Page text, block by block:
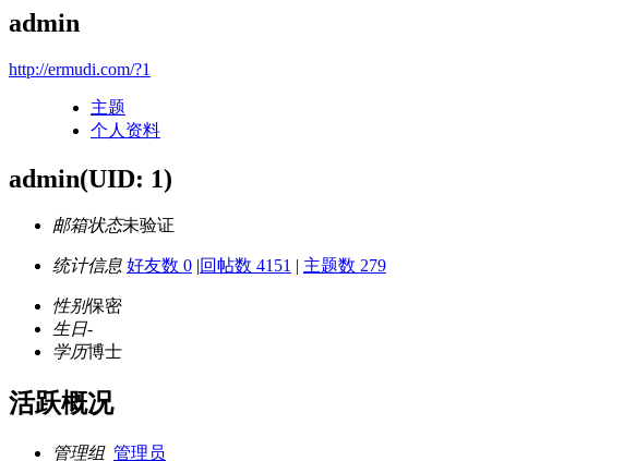
admin
http://ermudi.com/?1
主题
个人资料
admin(UID: 1)
邮箱状态未验证
统计信息 好友数 0 |回帖数 4151 | 主题数 279
性别保密
生日-
学历博士
活跃概况
管理组 管理员